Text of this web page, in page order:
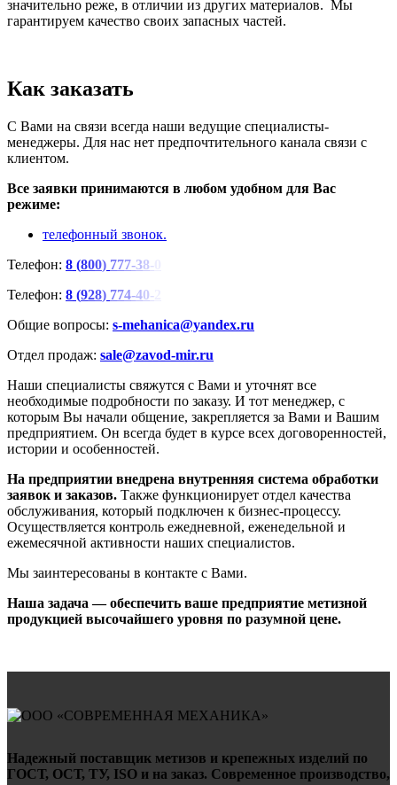
значительно реже, в отличии из других материалов. Мы
гарантируем качество своих запасных частей.
Как заказать
С Вами на связи всегда наши ведущие специалисты-
менеджеры. Для нас нет предпочтительного канала связи с
клиентом.
Все заявки принимаются в любом удобном для Вас
режиме:
телефонный звонок.
Телефон: 8 (800) 777-38-
Телефон: 8 (928) 774-40-
Общие вопросы: s-mehanica@yandex.ru
Отдел продаж: sale@zavod-mir.ru
Наши специалисты свяжутся с Вами и уточнят все
необходимые подробности по заказу. И тот менеджер, с
которым Вы начали общение, закрепляется за Вами и Вашим
предприятием. Он всегда будет в курсе всех договоренностей,
истории и особенностей.
На предприятии внедрена внутренняя система обработки
заявок и заказов. Также функционирует отдел качества
обслуживания, который подключен к бизнес-процессу.
Осуществляется контроль ежедневной, еженедельной и
ежемесячной активности наших специалистов.
Мы заинтересованы в контакте с Вами.
Наша задача — обеспечить ваше предприятие метизной
продукцией высочайшего уровня по разумной цене.
Надежный поставщик метизов и крепежных изделий по
ГОСТ, ОСТ, ТУ, ISO и на заказ. Современное производство,